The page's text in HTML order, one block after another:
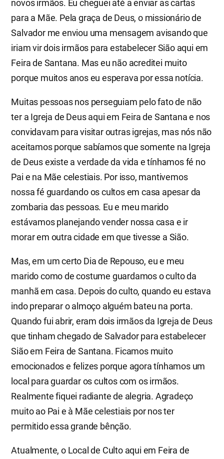
novos irmãos. Eu cheguei até a enviar as cartas
para a Mãe. Pela graça de Deus, o missionário de
Salvador me enviou uma mensagem avisando que
iriam vir dois irmãos para estabelecer Sião aqui em
Feira de Santana. Mas eu não acreditei muito
porque muitos anos eu esperava por essa notícia.
Muitas pessoas nos perseguiam pelo fato de não
ter a Igreja de Deus aqui em Feira de Santana e nos
convidavam para visitar outras igrejas, mas nós não
aceitamos porque sabíamos que somente na Igreja
de Deus existe a verdade da vida e tínhamos fé no
Pai e na Mãe celestiais. Por isso, mantivemos
nossa fé guardando os cultos em casa apesar da
zombaria das pessoas. Eu e meu marido
estávamos planejando vender nossa casa e ir
morar em outra cidade em que tivesse a Sião.
Mas, em um certo Dia de Repouso, eu e meu
marido como de costume guardamos o culto da
manhã em casa. Depois do culto, quando eu estava
indo preparar o almoço alguém bateu na porta.
Quando fui abrir, eram dois irmãos da Igreja de Deus
que tinham chegado de Salvador para estabelecer
Sião em Feira de Santana. Ficamos muito
emocionados e felizes porque agora tínhamos um
local para guardar os cultos com os irmãos.
Realmente fiquei radiante de alegria. Agradeço
muito ao Pai e à Mãe celestiais por nos ter
permitido essa grande bênção.
Atualmente, o Local de Culto aqui em Feira de